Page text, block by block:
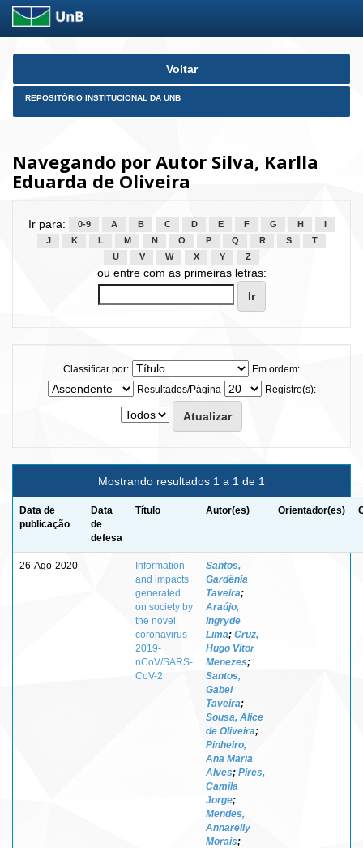
Skip
Voltar
REPOSITÓRIO INSTITUCIONAL DA UNB
Navegando por Autor Silva, Karlla
Eduarda de Oliveira
Ir para: 0-9 A B C D E F G H
J
K L M N O P Q R S
T
U
V W X Y Z
ou entre com as primeiras letras:
Classificar por:
Em ordem:
Resultados/Página
Registro(s):
Mostrando resultados 1 a 1 de 1
Data de
publicação
Data
de
defesa
Título Autor(es) Orientador(es)
26-Ago-2020 -
Information
and impacts
generated
on society by
the novel
coronavirus
2019-
nCoV/SARS-
CoV-2
Santos,
Gardênia
Taveira;
Araújo,
Ingryde
Lima; Cruz,
Hugo Vitor
Menezes;
Santos,
Gabel
Taveira;
Sousa, Alice
de Oliveira;
Pinheiro,
Ana Maria
Alves; Pires,
Camila
Jorge;
Mendes,
Annarelly
Morais;
- -